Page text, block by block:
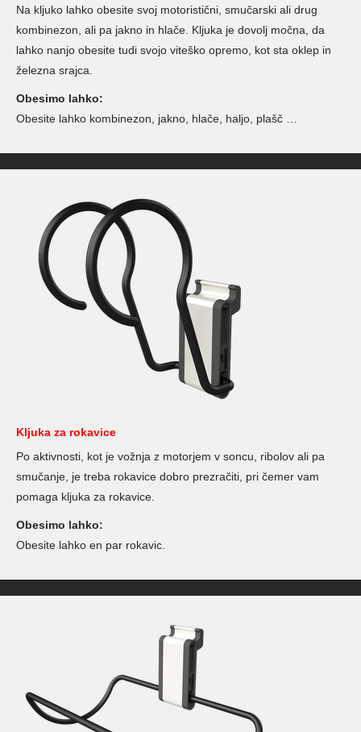
Na kljuko lahko obesite svoj motoristični, smučarski ali drug
kombinezon, ali pa jakno in hlače. Kljuka je dovolj močna, da
lahko nanjo obesite tudi svojo viteško opremo, kot sta oklep in
železna srajca.
Obesimo lahko:
Obesite lahko kombinezon, jakno, hlače, haljo, plašč …
Kljuka za rokavice
Po aktivnosti, kot je vožnja z motorjem v soncu, ribolov ali pa
smučanje, je treba rokavice dobro prezračiti, pri čemer vam
pomaga kljuka za rokavice.
Obesimo lahko:
Obesite lahko en par rokavic.